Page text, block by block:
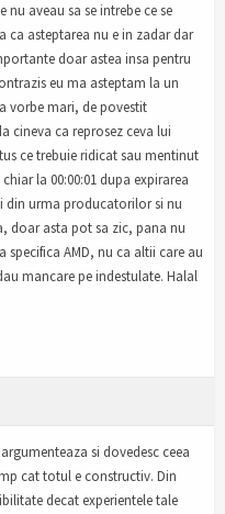
aveau sa se intrebe ce se
ca asteptarea nu e in zadar dar
doar astea insa pentru
eu ma asteptam la un
vorbe mari, de povestit
cineva ca reprosez ceva lui
ce trebuie ridicat sau mentinut
la 00:00:01 dupa expirarea
din urma producatorilor si nu
doar asta pot sa zic, pana nu
specifica AMD, nu ca altii care au
mancare pe indestulate. Halal
si dovedesc ceea
cat totul e constructiv. Din
decat experientele tale